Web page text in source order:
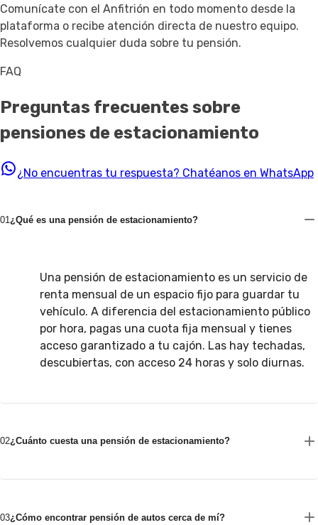
Comunícate con el Anfitrión en todo momento desde la
plataforma o recibe atención directa de nuestro equipo.
Resolvemos cualquier duda sobre tu pensión.
FAQ
Preguntas frecuentes sobre
pensiones de estacionamiento
¿No encuentras tu respuesta? Chatéanos en WhatsApp
01 ¿Qué es una pensión de estacionamiento?
Una pensión de estacionamiento es un servicio de
renta mensual de un espacio fijo para guardar tu
vehículo. A diferencia del estacionamiento público
por hora, pagas una cuota fija mensual y tienes
acceso garantizado a tu cajón. Las hay techadas,
descubiertas, con acceso 24 horas y solo diurnas.
02¿Cuánto cuesta una pensión de estacionamiento?
03¿Cómo encontrar pensión de autos cerca de mí?